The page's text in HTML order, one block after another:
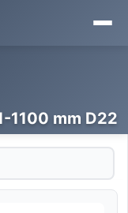
1100 mm D22